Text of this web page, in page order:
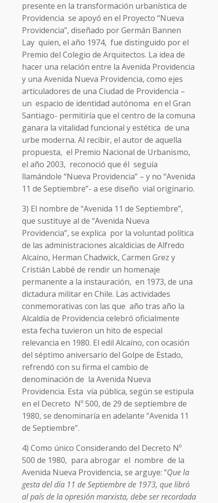
presente en la transformación urbanística de
Providencia se apoyó en el Proyecto “Nueva
Providencia”, diseñado por Germán Bannen
Lay quien, el año 1974, fue distinguido por el
Premio del Colegio de Arquitectos. La idea de
hacer una relación entre la Avenida Providencia
y una Avenida Nueva Providencia, como ejes
articuladores de una Ciudad de Providencia –
un espacio de identidad autónoma en el Gran
Santiago- permitiría que el centro de la comuna
ganara la vitalidad funcional y estética de una
urbe moderna. Al recibir, el autor de aquella
propuesta, el Premio Nacional de Urbanismo,
el año 2003, reconoció que él seguía
llamándole “Nueva Providencia” – y no “Avenida
11 de Septiembre”- a ese diseño vial originario.
3) El nombre de “Avenida 11 de Septiembre”,
que sustituye al de “Avenida Nueva
Providencia”, se explica por la voluntad política
de las administraciones alcaldicias de Alfredo
Alcaíno, Herman Chadwick, Carmen Grez y
Cristián Labbé de rendir un homenaje
permanente a la instauración, en 1973, de una
dictadura militar en Chile. Las actividades
conmemorativas con las que año tras año la
Alcaldía de Providencia celebró oficialmente
esta fecha tuvieron un hito de especial
relevancia en 1980. El edil Alcaíno, con ocasión
del séptimo aniversario del Golpe de Estado,
refrendó con su firma el cambio de
denominación de la Avenida Nueva
Providencia. Esta vía pública, según se estipula
en el Decreto Nº 500, de 29 de septiembre de
1980, se denominaría en adelante “Avenida 11
de Septiembre”.
4) Como único Considerando del Decreto Nº
500 de 1980, para abrogar el nombre de la
Avenida Nueva Providencia, se arguye: “Que la
gesta del día 11 de Septiembre de 1973, que libró
al país de la opresión marxista, debe ser recordada